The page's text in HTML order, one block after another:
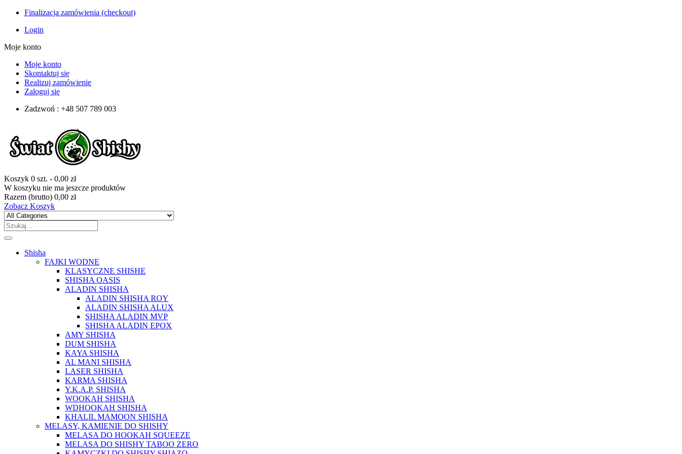
Finalizacja zamówienia (checkout)
Login
Moje konto
Moje konto
Skontaktuj się
Realizuj zamówienie
Zaloguj się
Zadzwoń : +48 507 789 003
Koszyk 0 szt. - 0,00 zł
W koszyku nie ma jeszcze produktów
Razem (brutto) 0,00 zł
Zobacz Koszyk
Shisha
FAJKI WODNE
KLASYCZNE SHISHE
SHISHA OASIS
ALADIN SHISHA
ALADIN SHISHA ROY
ALADIN SHISHA ALUX
SHISHA ALADIN MVP
SHISHA ALADIN EPOX
AMY SHISHA
DUM SHISHA
KAYA SHISHA
AL MANI SHISHA
LASER SHISHA
KARMA SHISHA
Y.K.A.P. SHISHA
WOOKAH SHISHA
WDHOOKAH SHISHA
KHALIL MAMOON SHISHA
MELASY, KAMIENIE DO SHISHY
MELASA DO HOOKAH SQUEEZE
MELASA DO SHISHY TABOO ZERO